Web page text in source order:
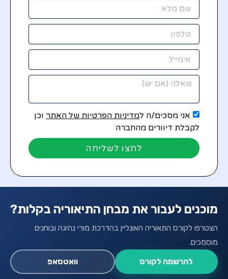
אני מסכים/ה למדיניות הפרטיות של האתר וכן
לקבלת דיוורים מהחברה
לחצו לשליחה
מוכנים לעבור את מבחן התיאוריה בקלות?
הצטרפו לקורס התאוריה האונליין בהדרכת מורי נהיגה ובוחנים
מוסמכים.
להרשמה לקורס
וואטסאפ